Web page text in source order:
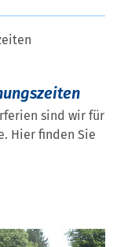
sind wir für
Hier finden Sie